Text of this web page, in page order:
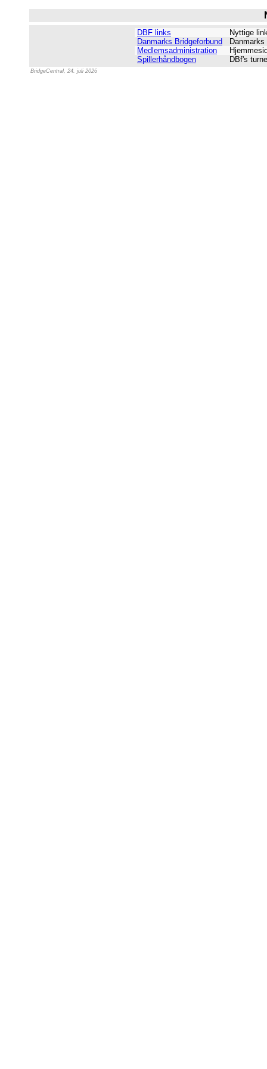
DBF links
Nyttige
Danmarks Bridgeforbund
Medlemsadministration
Spillerhåndbogen
DBf's
BridgeCentral, 24. juli 2026